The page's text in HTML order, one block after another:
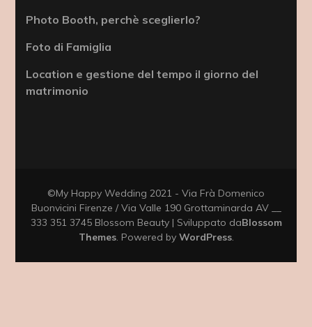
Photo Booth, perchè sceglierlo?
Foto di Famiglia
Location e gestione del tempo il giorno del
matrimonio
©My Happy Wedding 2021 - Via Frà Domenico
Buonvicini Firenze / Via Valle 190 Grottaminarda AV __
333 351 3745 Blossom Beauty | Sviluppato daBlossom
Themes. Powered by WordPress.